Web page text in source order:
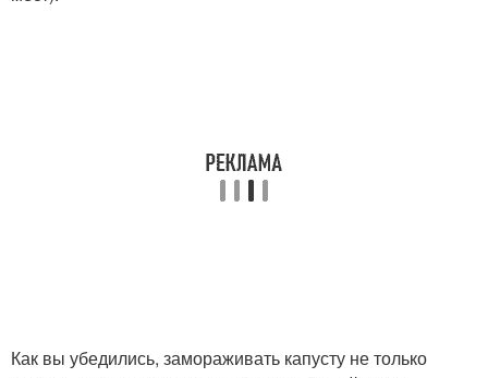
Как вы убедились, замораживать капусту не только